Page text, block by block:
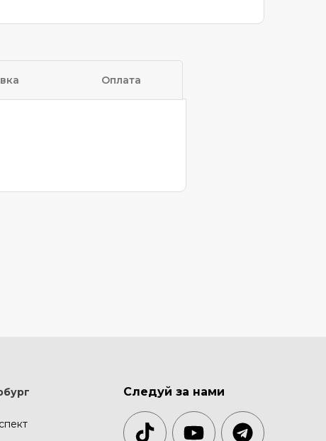
Оплата
Следуй за нами